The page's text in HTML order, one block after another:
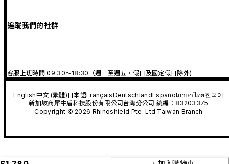
追蹤我們的社群
客服上班時間 09:30～18:30（週一至週五，假日及國定假日除外)
English中文 (繁體)日本語FrançaisDeutschlandEspañolภาษาไทย 한국어
新加坡商犀牛盾科技股份有限公司台灣分公司 統編：83203375
Copyright © 2026 Rhinoshield Pte. Ltd Taiwan Branch